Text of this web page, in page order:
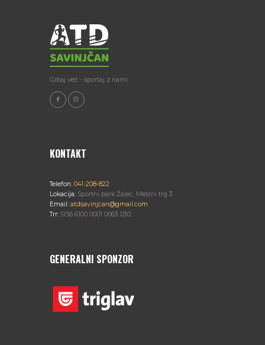
Gibaj več - športaj z nami
KONTAKT
Telefon: 041-208-822
Lokacija: Športni park Žalec, Mestni trg 3
Email: atdsavinjcan@gmail.com
Trr: SI56 6100 0001 0063 030
GENERALNI SPONZOR